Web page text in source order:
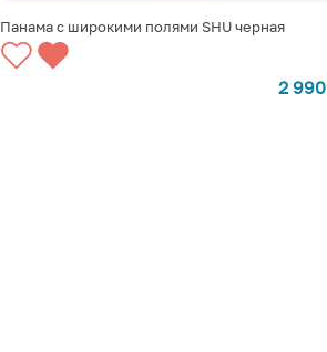
СООБЩИТЬ О ПОСТУПЛЕНИИ
Панама с широкими полями SHU черная
2 990